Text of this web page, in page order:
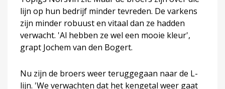
lijn op hun bedrijf minder tevreden. De varkens
zijn minder robuust en vitaal dan ze hadden
verwacht. 'Al hebben ze wel een mooie kleur',
grapt Jochem van den Bogert.
Nu zijn de broers weer teruggegaan naar de L-
lijn. 'We verwachten dat het kengetal weer gaat